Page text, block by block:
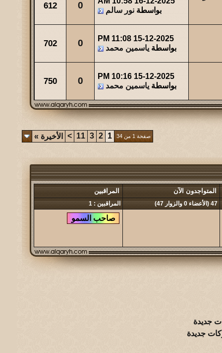
بواسطة نور سالم 0
612
15-12-2025
11:08 PM
بواسطة ياسمين محمد 0
702
15-12-2025
10:16 PM
بواسطة ياسمين محمد 0
750
صفحة 1 من 34 1
2
3
11
> الأخيرة »
المتواجدون الآن المراقبين
47 (الأعضاء 0 والزوار 47) المراقبين : 1
جديدة
جديدة